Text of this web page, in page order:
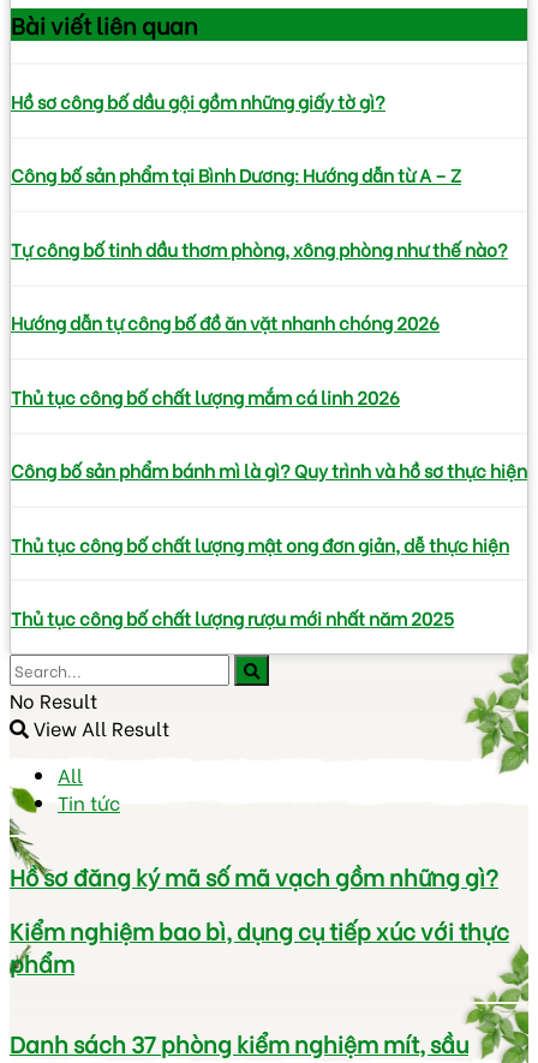
Bài viếtliên quan
Hồ sơ công bố dầu gội gồm những giấy tờ gì?
Công bố sản phẩm tại Bình Dương: Hướng dẫn từ A – Z
Tự công bố tinh dầu thơm phòng, xông phòng như thế nào?
Hướng dẫn tự công bố đồ ăn vặt nhanh chóng 2026
Thủ tục công bố chất lượng mắm cá linh 2026
Công bố sản phẩm bánh mì là gì? Quy trình và hồ sơ thực hiện
Thủ tục công bố chất lượng mật ong đơn giản, dễ thực hiện
Thủ tục công bố chất lượng rượu mới nhất năm 2025
No Result
View All Result
All
Tin tức
Hồ sơ đăng ký mã số mã vạch gồm những gì?
Kiểm nghiệm bao bì, dụng cụ tiếp xúc với thực
phẩm
Danh sách 37 phòng kiểm nghiệm mít, sầu